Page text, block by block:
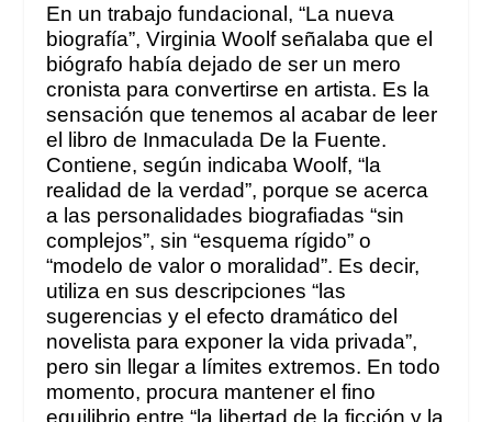
En un trabajo fundacional, “La nueva
biografía”, Virginia Woolf señalaba que el
biógrafo había dejado de ser un mero
cronista para convertirse en artista. Es la
sensación que tenemos al acabar de leer
el libro de Inmaculada De la Fuente.
Contiene, según indicaba Woolf, “la
realidad de la verdad”, porque se acerca
a las personalidades biografiadas “sin
complejos”, sin “esquema rígido” o
“modelo de valor o moralidad”. Es decir,
utiliza en sus descripciones“las
sugerencias y el efecto dramático del
novelista para exponer la vida privada”,
pero sin llegar a límites extremos. En todo
momento, procura mantener el fino
equilibrio entre “la libertad de la ficción y la